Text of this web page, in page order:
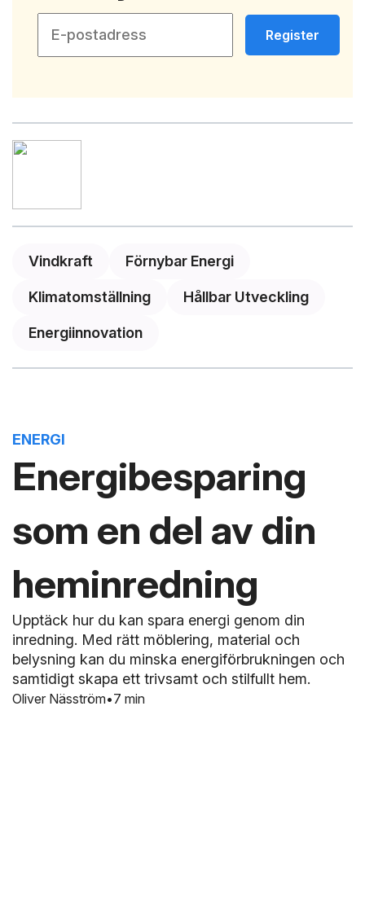
Vindkraft Förnybar Energi
Klimatomställning Hållbar Utveckling
Energiinnovation
Register
Energibesparing
som en del av din
heminredning
ENERGI
7 min
Upptäck hur du kan spara energi genom din
inredning. Med rätt möblering, material och
belysning kan du minska energiförbrukningen och
samtidigt skapa ett trivsamt och stilfullt hem.
Oliver Näsström